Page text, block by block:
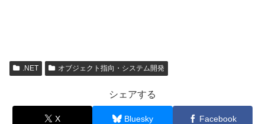
.NET オブジェクト指向・システム開発
シェアする
X Bluesky Facebook